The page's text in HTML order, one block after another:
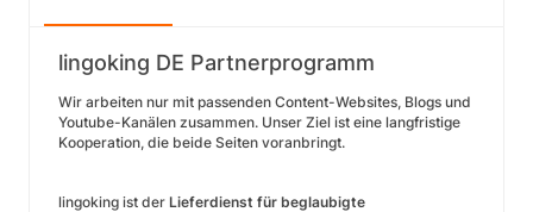
lingoking DE Partnerprogramm
Wir arbeiten nur mit passenden Content-Websites, Blogs und
Youtube-Kanälen zusammen. Unser Ziel ist eine langfristige
Kooperation, die beide Seiten voranbringt.
lingoking ist der Lieferdienst für beglaubigte